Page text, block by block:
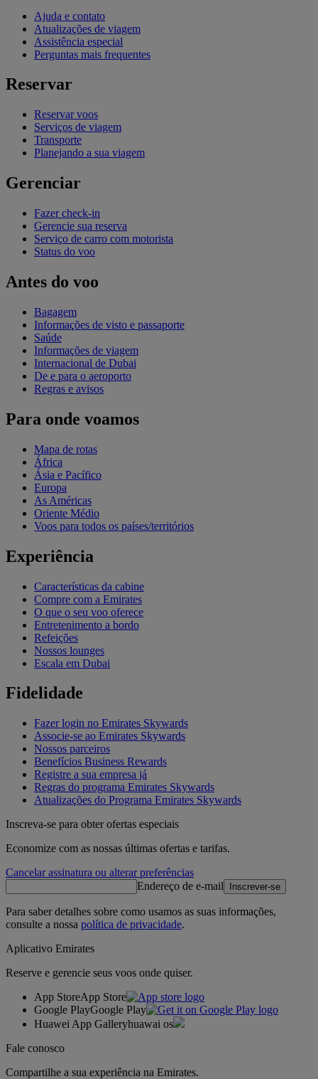
Ajuda e contato
Atualizações de viagem
Assistência especial
Perguntas mais frequentes
Reservar
Reservar voos
Serviços de viagem
Transporte
Planejando a sua viagem
Gerenciar
Fazer check-in
Gerencie sua reserva
Serviço de carro com motorista
Status do voo
Antes do voo
Bagagem
Informações de visto e passaporte
Saúde
Informações de viagem
Internacional de Dubai
De e para o aeroporto
Regras e avisos
Para onde voamos
Mapa de rotas
África
Ásia e Pacífico
Europa
As Américas
Oriente Médio
Voos para todos os países/territórios
Experiência
Características da cabine
Compre com a Emirates
O que o seu voo oferece
Entretenimento a bordo
Refeições
Nossos lounges
Escala em Dubai
Fidelidade
Fazer login no Emirates Skywards
Associe-se ao Emirates Skywards
Nossos parceiros
Benefícios Business Rewards
Registre a sua empresa já
Regras do programa Emirates Skywards
Atualizações do Programa Emirates Skywards
Inscreva-se para obter ofertas especiais
Economize com as nossas últimas ofertas e tarifas.
Cancelar assinatura ou alterar preferências
Endereço de e-mail
Inscrever-se
Para saber detalhes sobre como usamos as suas informações,
consulte a nossa política de privacidade.
Aplicativo Emirates
Reserve e gerencie seus voos onde quiser.
App StoreApp Store
Google PlayGoogle Play
Huawei App Galleryhuawai os
Fale conosco
Compartilhe a sua experiência na Emirates.